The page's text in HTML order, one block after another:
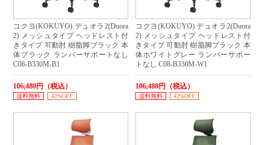
コクヨ(KOKUYO) デュオラ2(Duora
2) メッシュタイプ ヘッドレスト付
きタイプ 可動肘 樹脂脚ブラック 本
体ブラック ランバーサポートなし
C08-B330M-B1
106,480円（税込）
送料無料 42%OFF
コクヨ(KOKUYO) デュオラ2(Duora
2) メッシュタイプ ヘッドレスト付
きタイプ 可動肘 樹脂脚ブラック 本
体ホワイトグレー ランバーサポー
トなし C08-B330M-W1
106,480円（税込）
送料無料 42%OFF